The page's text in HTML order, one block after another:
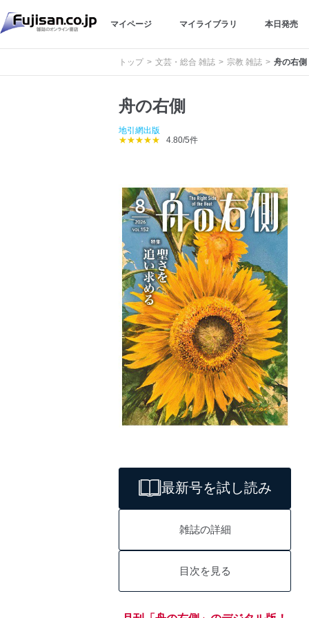
マイページ マイライブラリ 本日発売
トップ 文芸・総合 雑誌 宗教 雑誌 舟の右側
舟の右側
地引網出版
★★★★★
4.80/5件
最新号を試し読み
雑誌の詳細
目次を見る